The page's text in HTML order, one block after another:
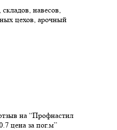
складов, навесов,
цехов, арочный
на “Профнастил
цена за пог.м”